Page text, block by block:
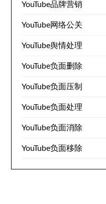
YouTube品牌营销
YouTube网络公关
YouTube舆情处理
YouTube负面删除
YouTube负面压制
YouTube负面处理
YouTube负面消除
YouTube负面移除